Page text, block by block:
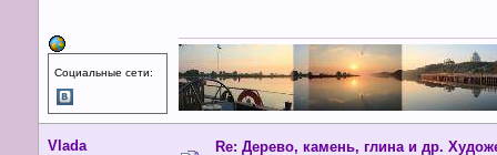
Социальные сети:
Vlada Re: Дерево, камень, глина и др.